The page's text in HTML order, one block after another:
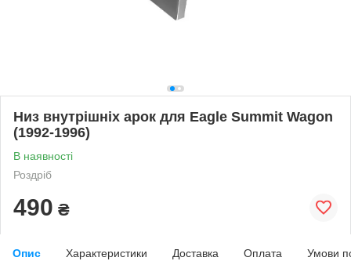
Низ внутрішніх арок для Eagle Summit Wagon
(1992-1996)
В наявності
Роздріб
490 ₴
Опис Характеристики Доставка Оплата Умови